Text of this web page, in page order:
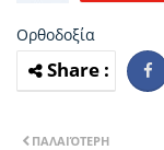
Ορθοδοξία
ΠΑΛΑΙΌΤΕΡΗ